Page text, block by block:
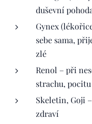
duševní
Gynex
sebe sama,
zlé
Renol – při
strachu,
Skeletin, Goji
zdraví